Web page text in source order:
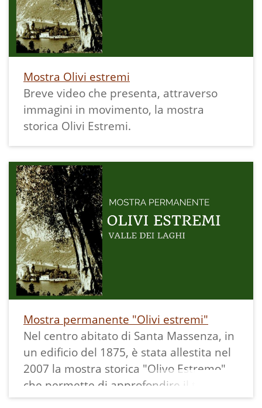
Mostra Olivi estremi
Breve video che presenta, attraverso
immagini in movimento, la mostra
storica Olivi Estremi.
Mostra permanente "Olivi estremi"
Nel centro abitato di Santa Massenza, in
un edificio del 1875, è stata allestita nel
2007 la mostra storica "Olivo Estremo"
che permette di approfondire il tema
della coltivazione dell'olivo e della